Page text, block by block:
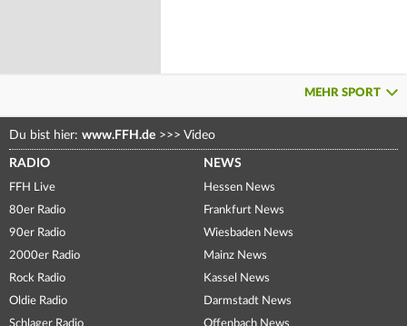
MEHR SPORT
Du bist hier: www.FFH.de >>> Video
RADIO
FFH Live
80er Radio
90er Radio
2000er Radio
Rock Radio
Oldie Radio
Schlager Radio
NEWS
Hessen News
Frankfurt News
Wiesbaden News
Mainz News
Kassel News
Darmstadt News
Offenbach News